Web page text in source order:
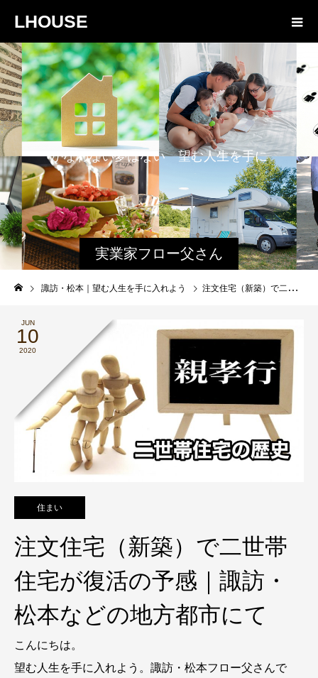
LHOUSE
実業家フロー父さん
と娘のファミログ
かなわない夢はない 望む人生を手に入れよう
諏訪・松本｜望む人生を手に入れよう 注文住宅（新築）で二世帯住宅が復活の予感｜諏訪・松本などの地方都市にて
JUN
10
2020
住まい
注文住宅（新築）で二世帯
住宅が復活の予感｜諏訪・
松本などの地方都市にて
こんにちは。
望む人生を手に入れよう。諏訪・松本フロー父さんで